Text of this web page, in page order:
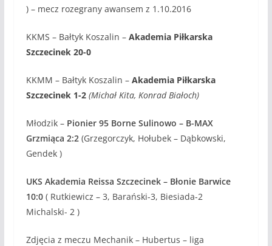
) – mecz rozegrany awansem z 1.10.2016
KKMS – Bałtyk Koszalin – Akademia Piłkarska
Szczecinek 20-0
KKMM – Bałtyk Koszalin – Akademia Piłkarska
Szczecinek 1-2 (Michał Kita, Konrad Białoch)
Młodzik – Pionier 95 Borne Sulinowo – B-MAX
Grzmiąca 2:2(Grzegorczyk, Hołubek – Dąbkowski,
Gendek )
UKS Akademia Reissa Szczecinek – Błonie Barwice
10:0( Rutkiewicz – 3, Barański-3, Biesiada-2
Michalski- 2 )
Zdjęcia z meczu Mechanik – Hubertus – liga